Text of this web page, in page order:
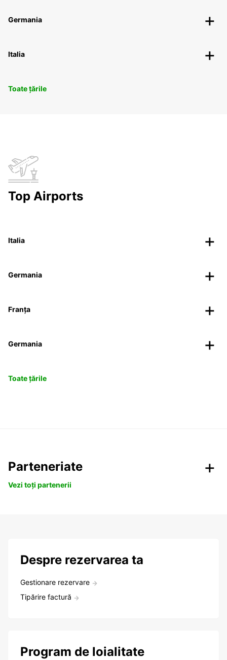
Germania
Italia
Toate țările
Top Airports
Italia
Germania
Franța
Germania
Toate țările
Parteneriate
Vezi toți partenerii
Despre rezervarea ta
Gestionare rezervare
Tipărire factură
Program de loialitate